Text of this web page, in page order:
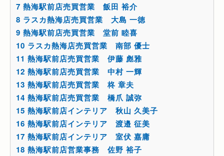
7 熱海駅前店売買営業 飯田 裕介
8 ラスカ熱海店売買営業 大島 一徳
9 熱海駅前店売買営業 堂前 睦喜
10 ラスカ熱海店売買営業 南部 優士
11 熱海駅前店売買営業 伊藤 彪雅
12 熱海駅前店売買営業 中村 一輝
13 熱海駅前店売買営業 柊 章夫
14 熱海駅前店売買営業 橋爪 誠弥
15 熱海駅前店インテリア 秋山 久美子
16 熱海駅前店インテリア 渡邉 征美
17 熱海駅前店インテリア 室伏 嘉庸
18 熱海駅前店営業事務 佐野 裕子